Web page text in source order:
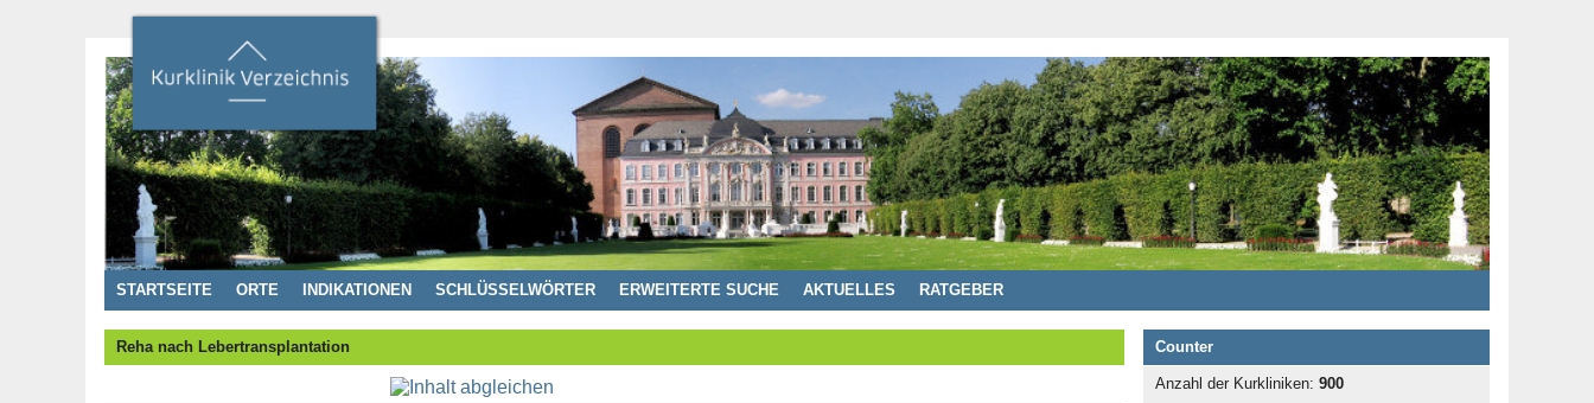
STARTSEITE ORTE INDIKATIONEN SCHLÜSSELWÖRTER ERWEITERTE SUCHE AKTUELLES RATGEBER
Reha nach Lebertransplantation Counter
Anzahl der Kurkliniken: 900